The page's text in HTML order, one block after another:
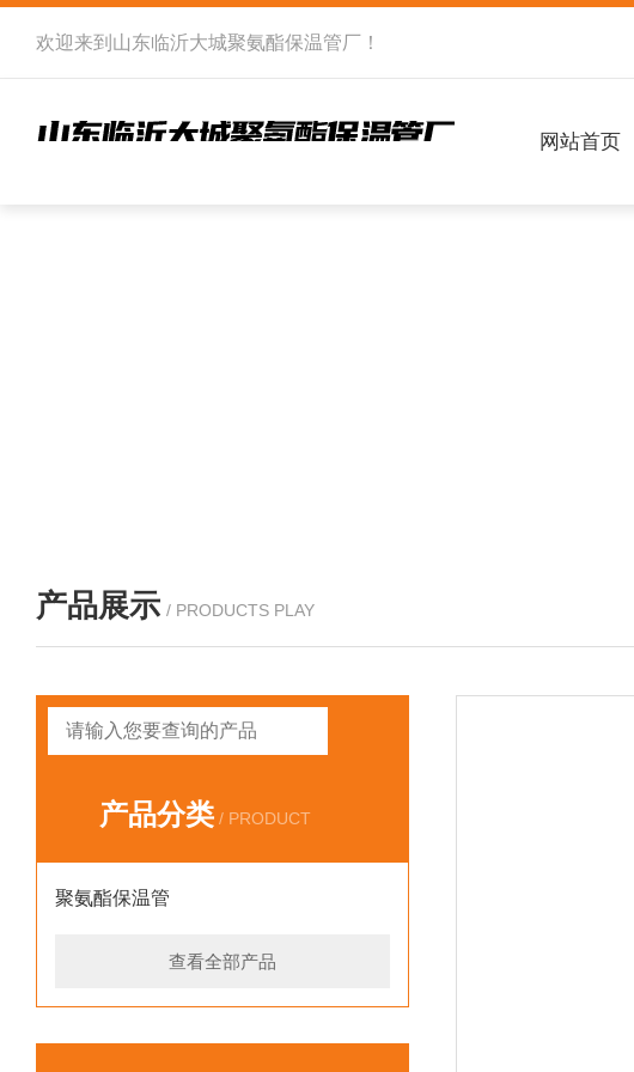
欢迎来到 山东临沂大城聚氨酯保温管厂 ！
网站首页
产品展示 / PRODUCTS PLAY
产品分类 / PRODUCT
聚氨酯保温管
查看全部产品